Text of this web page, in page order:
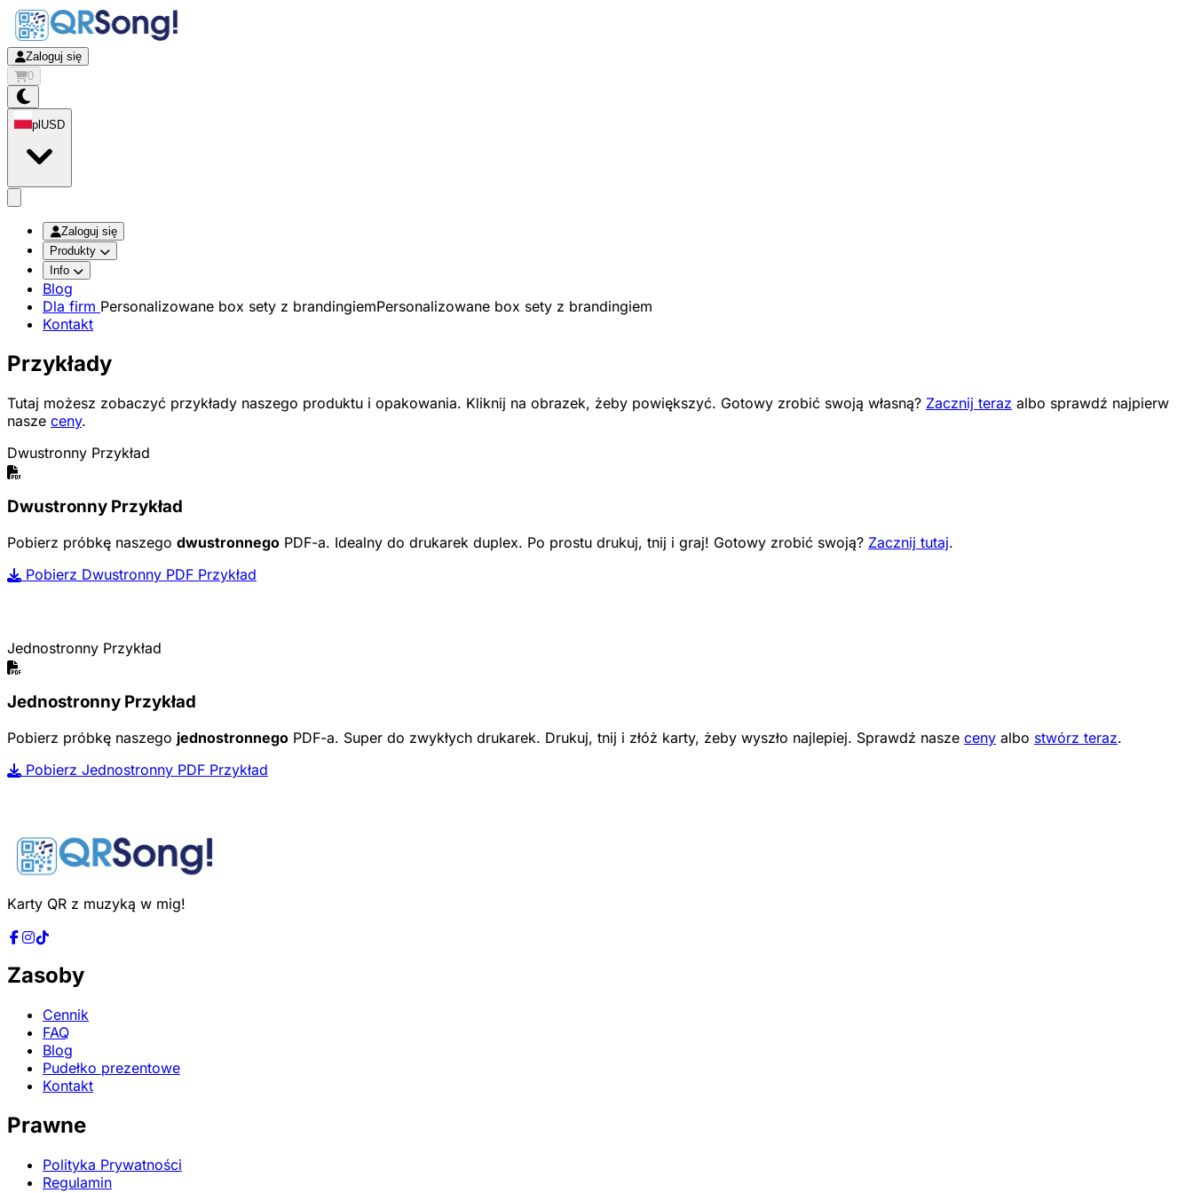
Zaloguj się
0
pl USD
Zaloguj się
Produkty
Info
Blog
Dla firm Personalizowane box sety z brandingiemPersonalizowane box sety z brandingiem
Kontakt
Przykłady
Tutaj możesz zobaczyć przykłady naszego produktu i opakowania. Kliknij na obrazek, żeby powiększyć. Gotowy zrobić swoją własną? Zacznij teraz albo sprawdź najpierw
nasze ceny.
Dwustronny Przykład
Dwustronny Przykład
Pobierz próbkę naszego dwustronnego PDF-a. Idealny do drukarek duplex. Po prostu drukuj, tnij i graj! Gotowy zrobić swoją? Zacznij tutaj.
Pobierz Dwustronny PDF Przykład
Jednostronny Przykład
Jednostronny Przykład
Pobierz próbkę naszego jednostronnego PDF-a. Super do zwykłych drukarek. Drukuj, tnij i złóż karty, żeby wyszło najlepiej. Sprawdź nasze ceny albo stwórz teraz.
Pobierz Jednostronny PDF Przykład
Karty QR z muzyką w mig!
Zasoby
Cennik
FAQ
Blog
Pudełko prezentowe
Kontakt
Prawne
Polityka Prywatności
Regulamin